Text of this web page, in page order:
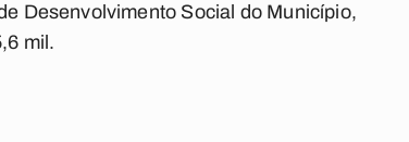
Desenvolvimento Social do Município,
mil.